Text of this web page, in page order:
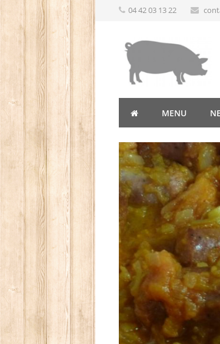
04 42 03 13 22
MENU